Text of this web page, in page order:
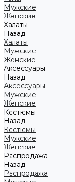
Мужские
Женские
Халаты
Назад
Халаты
Мужские
Женские
Аксессуары
Назад
Аксессуары
Мужские
Женские
Костюмы
Назад
Костюмы
Мужские
Женские
Распродажа
Назад
Распродажа